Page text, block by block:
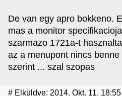
De van egy apro bokkeno.
mas a monitor
szarmazo 1721a-t
az a menupont nincs
szerint ... szal szopas
# Elküldve: 2014. Okt. 11.